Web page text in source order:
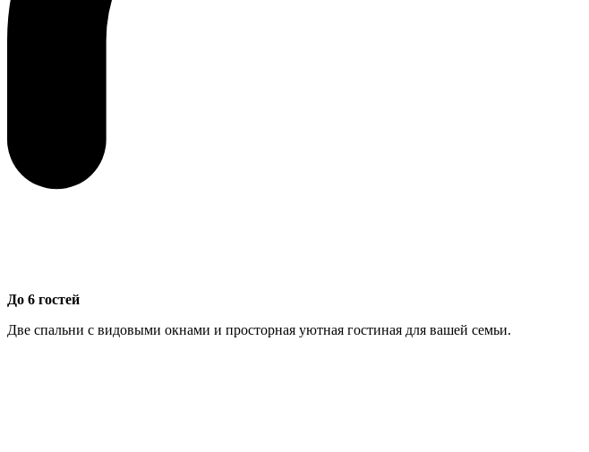
До 6 гостей
Две спальни с видовыми окнами и просторная уютная гостиная для вашей семьи.